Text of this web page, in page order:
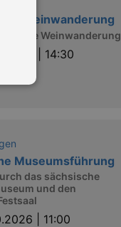
Weinwanderung
Weinwanderung
| 14:30
Museumsführung
das sächsische
und den
| 11:00